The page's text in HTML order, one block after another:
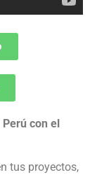
Perú con el
tus proyectos,